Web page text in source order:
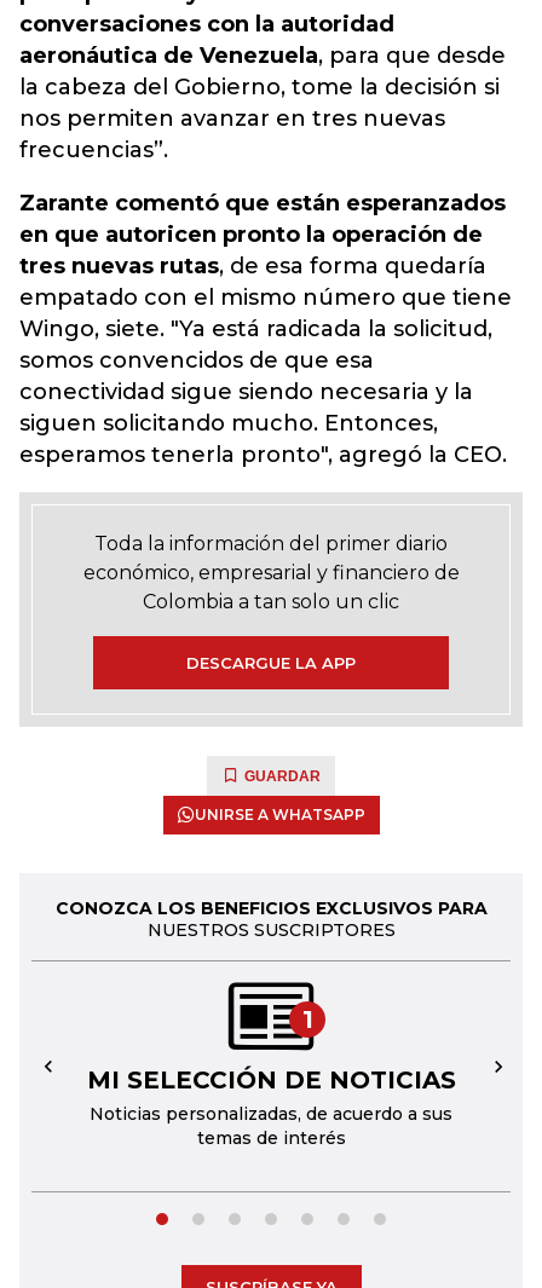
conversaciones con la autoridad
aeronáutica de Venezuela, para que desde
la cabeza del Gobierno, tome la decisión si
nos permiten avanzar en tres nuevas
frecuencias”.
Zarante comentó que están esperanzados
en que autoricen pronto la operación de
tres nuevas rutas, de esa forma quedaría
empatado con el mismo número que tiene
Wingo, siete. "Ya está radicada la solicitud,
somos convencidos de que esa
conectividad sigue siendo necesaria y la
siguen solicitando mucho. Entonces,
esperamos tenerla pronto", agregó la CEO.
Toda la información del primer diario
económico, empresarial y financiero de
Colombia a tan solo un clic
DESCARGUE LA APP
GUARDAR
UNIRSE A WHATSAPP
CONOZCA LOS BENEFICIOS EXCLUSIVOS PARA
NUESTROS SUSCRIPTORES
1
MI SELECCIÓN DE NOTICIAS
Noticias personalizadas, de acuerdo a sus
temas de interés
← →